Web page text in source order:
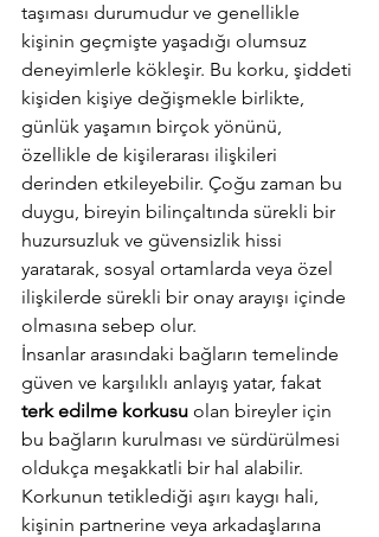
taşıması durumudur ve genellikle
kişinin geçmişte yaşadığı olumsuz
deneyimlerle kökleşir. Bu korku, şiddeti
kişiden kişiye değişmekle birlikte,
günlük yaşamın birçok yönünü,
özellikle de kişilerarası ilişkileri
derinden etkileyebilir. Çoğu zaman bu
duygu, bireyin bilinçaltında sürekli bir
huzursuzluk ve güvensizlik hissi
yaratarak, sosyal ortamlarda veya özel
ilişkilerde sürekli bir onay arayışı içinde
olmasına sebep olur.
İnsanlar arasındaki bağların temelinde
güven ve karşılıklı anlayış yatar, fakat
terk edilme korkusu olan bireyler için
bu bağların kurulması ve sürdürülmesi
oldukça meşakkatli bir hal alabilir.
Korkunun tetiklediği aşırı kaygı hali,
kişinin partnerine veya arkadaşlarına